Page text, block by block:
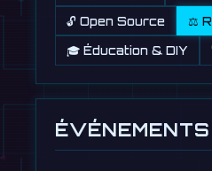
🔓 Open Source ⚖️
🎓 Éducation & DIY
ÉVÉNEMENTS